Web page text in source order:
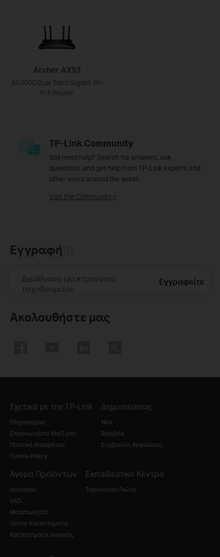
Archer AX53
AX3000 Dual Band Gigabit Wi-
Fi 6 Router
TP-Link Community
Still need help? Search for answers, ask
questions, and get help from TP-Link experts and
other users around the world.
Visit the Community >
Εγγραφή
Διεύθυνση ηλεκτρονικού
ταχυδρομείου
Εγγραφείτε
Ακολουθήστε μας
Σχετικά με την TP-Link
Πληροφορίες
Επικοινωνήστε Μαζί μας
Πολιτική Απορρήτου
Cookie Policy
Δημοσιεύσεις
Νέα
Βραβεία
Συμβουλές Ασφάλειας
Αγορά Προϊόντων
Διανομείς
VAD
Μεταπωλητές
Online Καταστήματα
Καταστήματα Λιανικής
Εκπαιδευτικό Κέντρο
Τεχνολογική Γνώση